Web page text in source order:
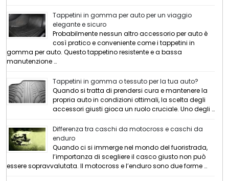
Tappetini in gomma per auto per un viaggio
elegante e sicuro
Probabilmente nessun altro accessorio per auto è
così pratico e conveniente come i tappetini in
gomma per auto. Questo tappetino resistente e a bassa
manutenzione …
Tappetini in gomma o tessuto per la tua auto?
Quando si tratta di prendersi cura e mantenere la
propria auto in condizioni ottimali, la scelta degli
accessori giusti gioca un ruolo cruciale. Uno degli …
Differenza tra caschi da motocross e caschi da
enduro
Quando ci si immerge nel mondo del fuoristrada,
l’importanza di scegliere il casco giusto non può
essere sopravvalutata. Il motocross e l’enduro sono due forme …